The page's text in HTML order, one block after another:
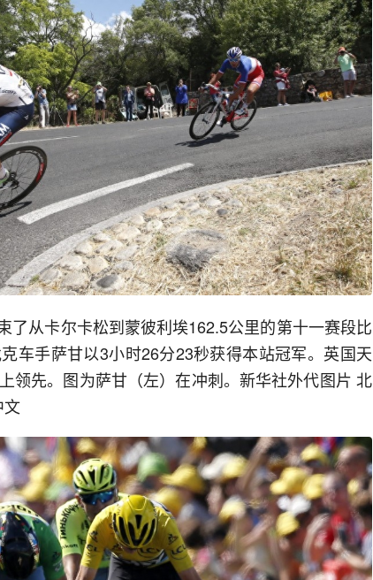
了从卡尔卡松到蒙彼利埃162.5公里的第十一赛段比
车手萨甘以3小时26分23秒获得本站冠军。英国天
领先。图为萨甘（左）在冲刺。新华社外代图片 北
文